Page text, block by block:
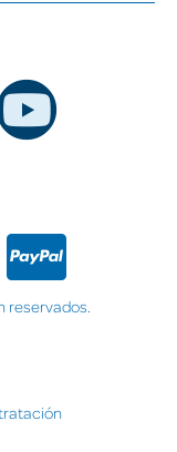
reservados.